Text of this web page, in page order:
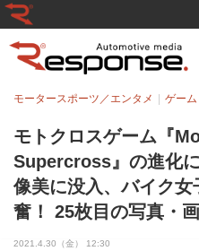
モトクロスゲーム『
Supercross』の進化
像美に没入、バイク
奮！ 25枚目の写真・
モータースポーツ／エンタメ ゲーム
2021.4.30（金） 12:30